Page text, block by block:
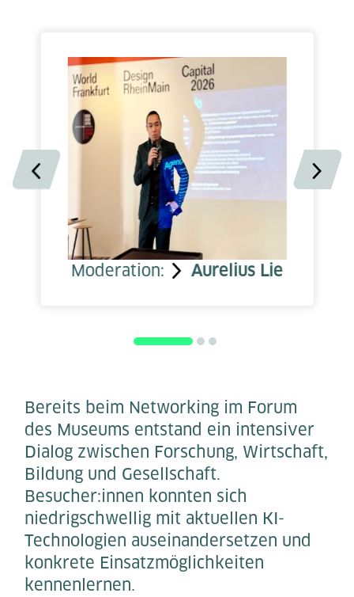
Moderation: Aurelius Lie
Bereits beim Networking im Forum
des Museums entstand ein intensiver
Dialog zwischen Forschung, Wirtschaft,
Bildung und Gesellschaft.
Besucher:innen konnten sich
niedrigschwellig mit aktuellen KI-
Technologien auseinandersetzen und
konkrete Einsatzmöglichkeiten
kennenlernen.